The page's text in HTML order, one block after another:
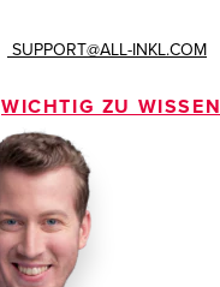
SUPPORT@ALL-INKL.COM
WICHTIG ZU WISSEN